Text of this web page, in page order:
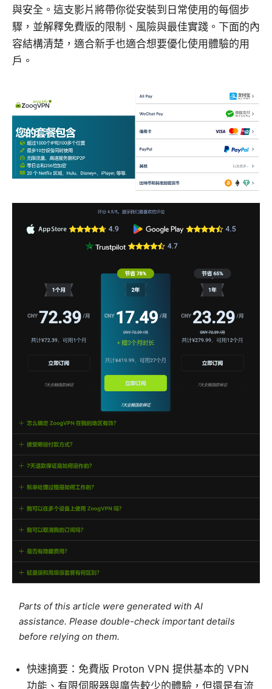
與安全。這支影片將帶你從安裝到日常使用的每個步
驟，並解釋免費版的限制、風險與最佳實踐。下面的內
容結構清楚，適合新手也適合想要優化使用體驗的用
戶。
Parts of this article were generated with AI
assistance. Please double-check important details
before relying on them.
快速摘要：免費版 Proton VPN 提供基本的 VPN
功能、有限伺服器與廣告較少的體驗，但還是有流